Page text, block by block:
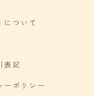
について
表記
ーポリシー